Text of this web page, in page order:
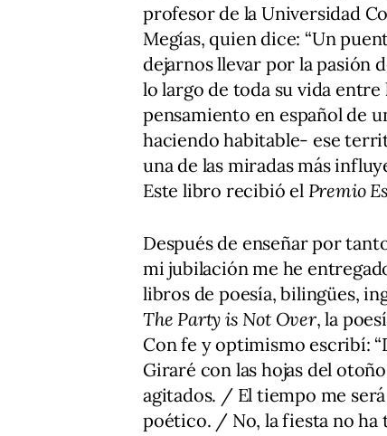
profesor de la Universidad
Megías, quien dice: “Un
dejarnos llevar por la pasión
lo largo de toda su vida
pensamiento en español de
haciendo habitable- ese
una de las miradas más
Este libro recibió el Premio
Después de enseñar por
mi jubilación me he
libros de poesía, bilingües,
The Party is Not Over, la
Con fe y optimismo escribí:
Giraré con las hojas del
agitados. / El tiempo me
poético. / No, la fiesta no ha